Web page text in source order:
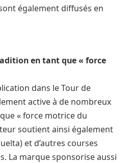
également diffusés en
en tant que « force
dans le Tour de
active à de nombreux
« force motrice du
soutient ainsi également
et d’autres courses
La marque sponsorise aussi